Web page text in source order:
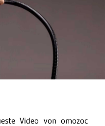
Video von omozoc